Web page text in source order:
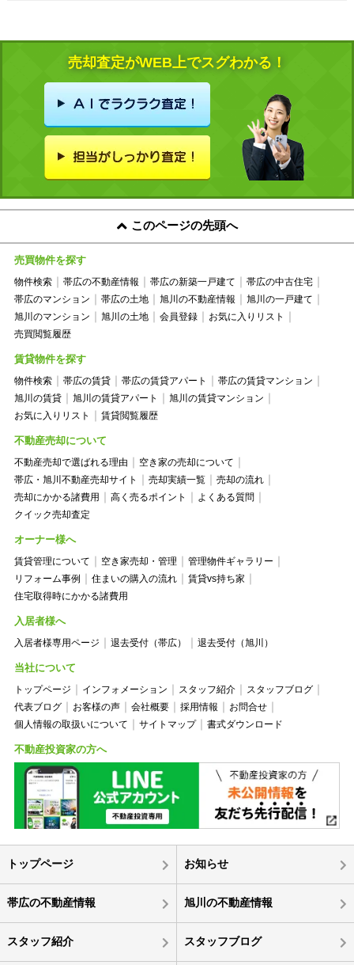
売却査定がWEB上でスグわかる！
このページの先頭へ
売買物件を探す
物件検索 帯広の不動産情報 帯広の新築一戸建て
帯広の中古住宅
帯広のマンション
帯広の土地 旭川の不動産情報
旭川の一戸建て
旭川のマンション
旭川の土地 会員登録
お気に入りリスト
売買閲覧履歴
賃貸物件を探す
物件検索 帯広の賃貸 帯広の賃貸アパート
帯広の賃貸マンション
旭川の賃貸
旭川の賃貸アパート
旭川の賃貸マンション
お気に入りリスト
賃貸閲覧履歴
不動産売却について
不動産売却で選ばれる理由
空き家の売却について
帯広・旭川不動産売却サイト
売却実績一覧
売却の流れ
売却にかかる諸費用
高く売るポイント
よくある質問
クイック売却査定
オーナー様へ
賃貸管理について 空き家売却・管理
管理物件ギャラリー
リフォーム事例
住まいの購入の流れ
賃貸vs持ち家
住宅取得時にかかる諸費用
入居者様へ
入居者様専用ページ 退去受付（帯広） 退去受付（旭川）
当社について
トップページ インフォメーション スタッフ紹介
スタッフブログ
代表ブログ
お客様の声 会社概要 採用情報
お問合せ
個人情報の取扱いについて
サイトマップ 書式ダウンロード
不動産投資家の方へ
トップページ お知らせ
帯広の不動産情報 旭川の不動産情報
スタッフ紹介 スタッフブログ